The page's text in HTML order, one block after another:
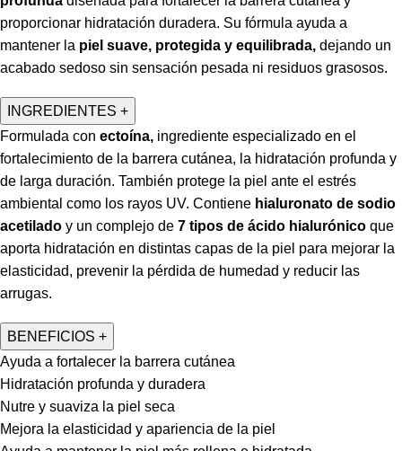
proporcionar hidratación duradera. Su fórmula ayuda a
mantener la piel suave, protegida y equilibrada, dejando un
acabado sedoso sin sensación pesada ni residuos grasosos.
INGREDIENTES +
Formulada con ectoína, ingrediente especializado en el
fortalecimiento de la barrera cutánea, la hidratación profunda y
de larga duración. También protege la piel ante el estrés
ambiental como los rayos UV. Contiene hialuronato de sodio
acetilado y un complejo de 7 tipos de ácido hialurónico que
aporta hidratación en distintas capas de la piel para mejorar la
elasticidad, prevenir la pérdida de humedad y reducir las
arrugas.
BENEFICIOS +
Ayuda a fortalecer la barrera cutánea
Hidratación profunda y duradera
Nutre y suaviza la piel seca
Mejora la elasticidad y apariencia de la piel